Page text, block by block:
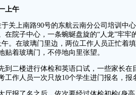
上午
上南路90号的东航云南分公司培训中
在院子中心，一条蜿蜒盘旋的“人龙”牢牢
。在玻璃门里边，两位工作人员正忙着
贴着玻璃门，不停地向里张望。
二楼进行体检和英语口试，一些家长在
工作人员一次只放10个学生进门报名，